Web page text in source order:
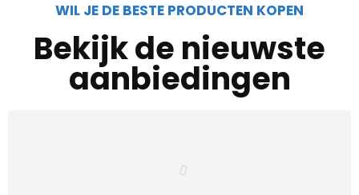
WIL JE DE BESTE PRODUCTEN KOPEN
Bekijk de nieuwste
aanbiedingen